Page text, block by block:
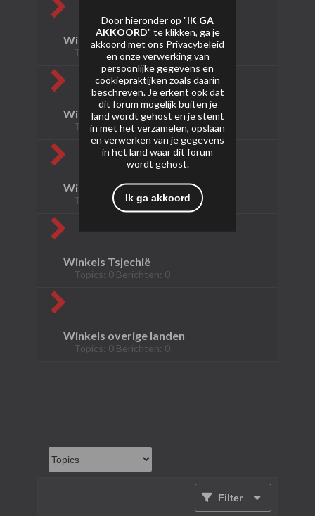
Winkels Oostenrijk
Topics: 0 Berichten: 0
Winkels Polen
Topics: 0 Berichten: 0
Winkels Spanje
Topics: 0 Berichten: 0
Winkels Tsjechië
Topics: 0 Berichten: 0
Winkels overige landen
Topics: 0 Berichten: 0
Filter
Door hieronder op "IK GA
AKKOORD" te klikken, ga je
akkoord met ons Privacybeleid
en onze verwerking van
persoonlijke gegevens en
cookiepraktijken zoals daarin
beschreven. Je erkent ook dat
dit forum mogelijk buiten je
land wordt gehost en je stemt
in met het verzamelen, opslaan
en verwerken van je gegevens
in het land waar dit forum
wordt gehost.
Ik ga akkoord